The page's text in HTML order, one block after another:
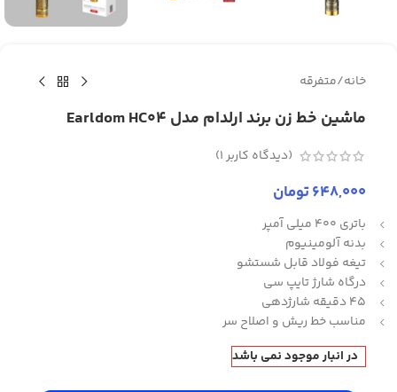
خانه/متفرقه
ماشین خط زن برند ارلدام مدل Earldom HC04
(دیدگاه کاربر1
)
648,000تومان
باتری 400 میلی آمپر
بدنه آلومینیوم
تیغه فولاد قابل شستشو
درگاه شارژ تایپ سی
45 دقیقه شارژدهی
مناسب خط ریش و اصلاح سر
در انبار موجود نمی باشد